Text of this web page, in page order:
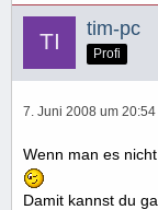
tim-pc
Profi
7. Juni 2008 um 20:54
Wenn man es
Damit kannst du